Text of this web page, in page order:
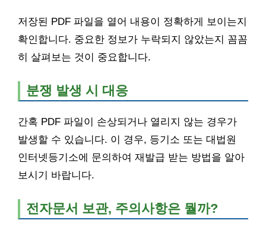
저장된 PDF 파일을 열어 내용이 정확하게 보이는지
확인합니다. 중요한 정보가 누락되지 않았는지 꼼꼼
히 살펴보는 것이 중요합니다.
분쟁 발생 시 대응
간혹 PDF 파일이 손상되거나 열리지 않는 경우가
발생할 수 있습니다. 이 경우, 등기소 또는 대법원
인터넷등기소에 문의하여 재발급 받는 방법을 알아
보시기 바랍니다.
전자문서 보관, 주의사항은 뭘까?